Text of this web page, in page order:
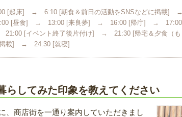
[起床] → 6:10 [朝食＆前日の活動をSNSなどに掲
[昼食] → 13:00 [来良夢] → 16:00 [帰庁] → 17:00
[イベント終了後片付け] → 21:30 [帰宅＆夕食（
載] → 24:30 [就寝]
らしてみた印象を教えてください
、商店街を一通り案内していただきまし